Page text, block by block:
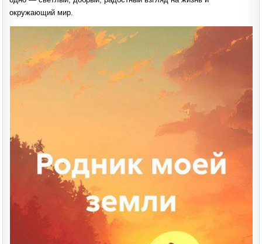
окружающий мир.